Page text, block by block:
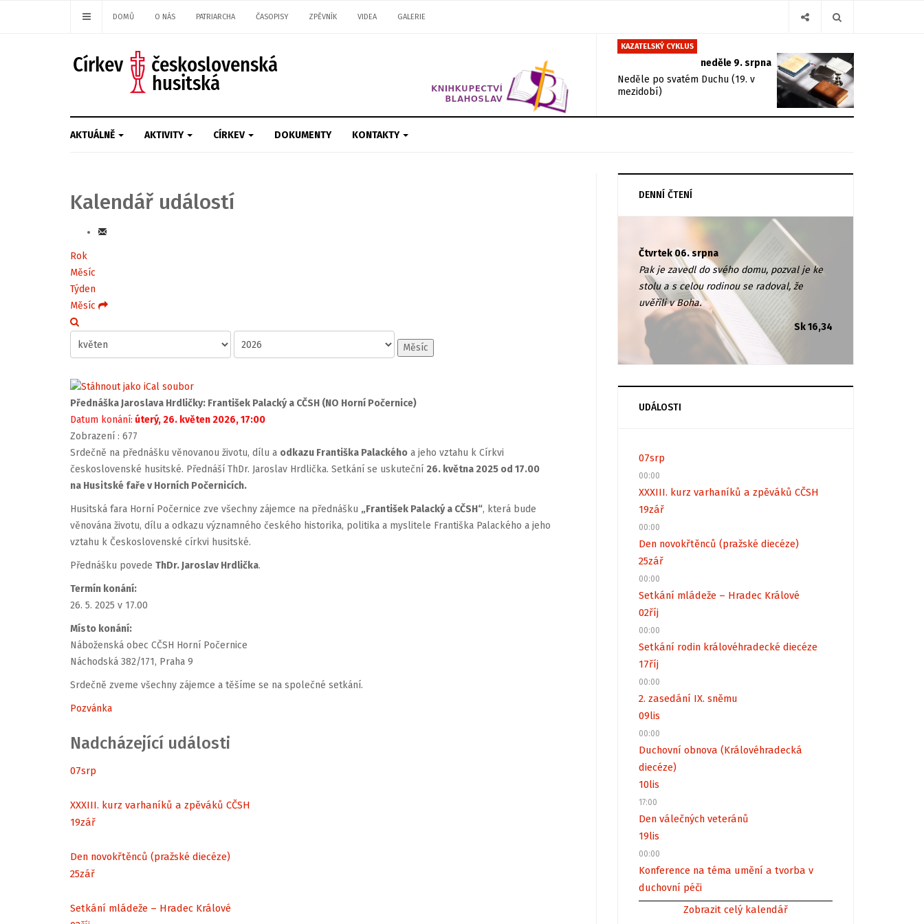
DOMŮ O NÁS PATRIARCHA ČASOPISY ZPĚVNÍK VIDEA GALERIE
KAZATELSKÝ CYKLUS
neděle 9. srpna
Neděle po svatém Duchu (19. v
mezidobí)
AKTUÁLNĚ AKTIVITY CÍRKEV DOKUMENTY KONTAKTY
Kalendář událostí
Rok
Měsíc
Týden
Měsíc
Měsíc
Přednáška Jaroslava Hrdličky: František Palacký a CČSH (NO Horní Počernice)
Datum konání: úterý, 26. květen 2026, 17:00
Zobrazení : 677
Srdečně na přednášku věnovanou životu, dílu a odkazu Františka Palackého a jeho vztahu k Církvi
československé husitské. Přednáší ThDr. Jaroslav Hrdlička. Setkání se uskuteční 26. května 2025 od 17.00
na Husitské faře v Horních Počernicích.
Husitská fara Horní Počernice zve všechny zájemce na přednášku „František Palacký a CČSH“, která bude
věnována životu, dílu a odkazu významného českého historika, politika a myslitele Františka Palackého a jeho
vztahu k Československé církvi husitské.
Přednášku povede ThDr. Jaroslav Hrdlička.
Termín konání:
26. 5. 2025 v 17.00
Místo konání:
Náboženská obec CČSH Horní Počernice
Náchodská 382/171, Praha 9
Srdečně zveme všechny zájemce a těšíme se na společné setkání.
Pozvánka
Nadcházející události
07srp
XXXIII. kurz varhaníků a zpěváků CČSH
19zář
Den novokřtěnců (pražské diecéze)
25zář
Setkání mládeže – Hradec Králové
DENNÍ ČTENÍ
Čtvrtek 06. srpna
Pak je zavedl do svého domu, pozval je ke
stolu a s celou rodinou se radoval, že
uvěřili v Boha.
Sk 16,34
UDÁLOSTI
07srp
00:00
XXXIII. kurz varhaníků a zpěváků CČSH
19zář
00:00
Den novokřtěnců (pražské diecéze)
25zář
00:00
Setkání mládeže – Hradec Králové
02říj
00:00
Setkání rodin královéhradecké diecéze
17říj
00:00
2. zasedání IX. sněmu
09lis
00:00
Duchovní obnova (Královéhradecká
diecéze)
10lis
17:00
Den válečných veteránů
19lis
00:00
Konference na téma umění a tvorba v
duchovní péči
Zobrazit celý kalendář